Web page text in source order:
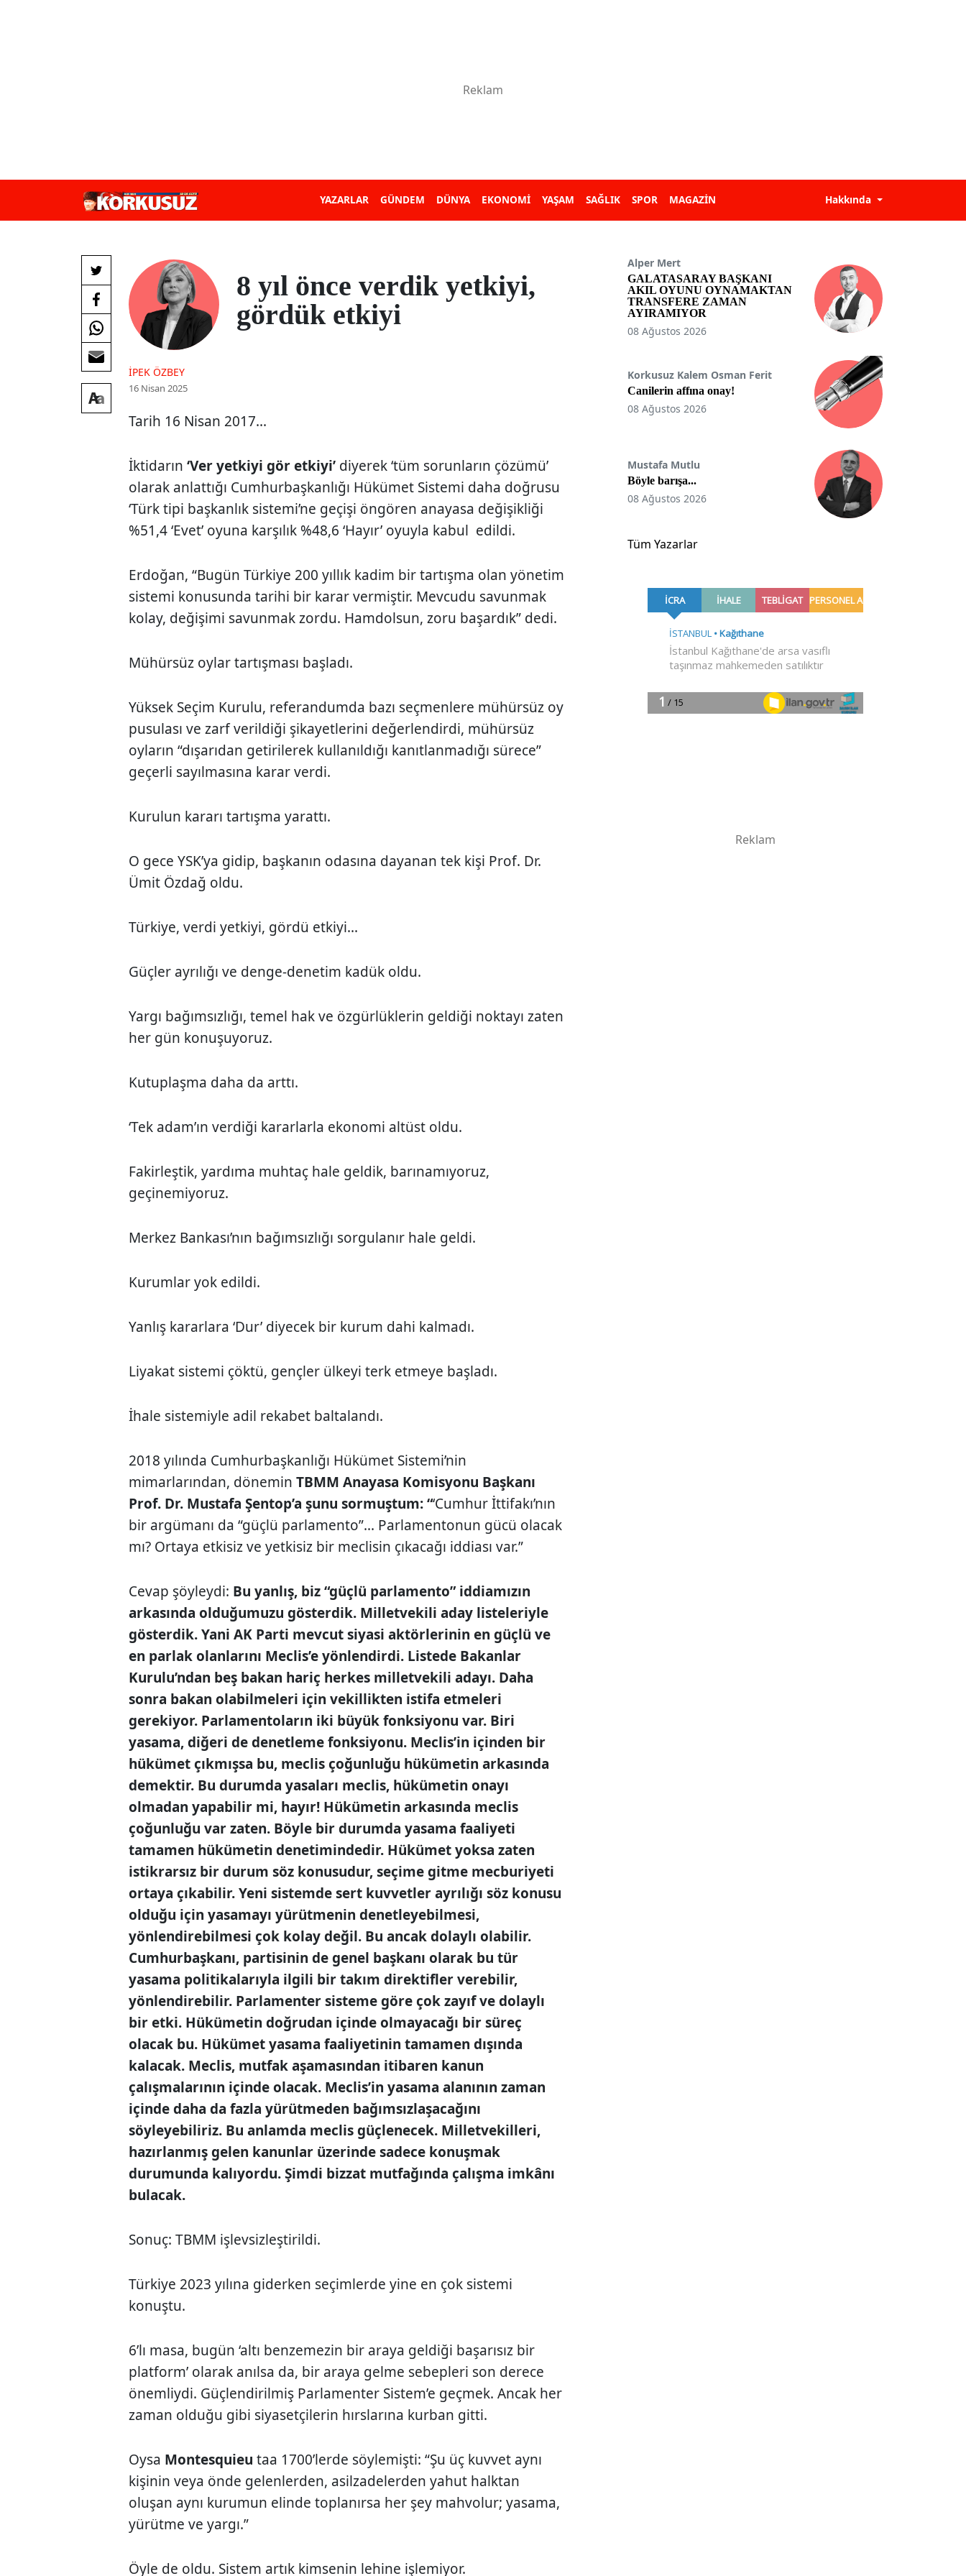
YAZARLAR GÜNDEM DÜNYA EKONOMİ YAŞAM SAĞLIK SPOR MAGAZİN Hakkında
8 yıl önce verdik yetkiyi,
gördük etkiyi
İPEK ÖZBEY
16 Nisan 2025
Tarih 16 Nisan 2017...
İktidarın‘Ver yetkiyi gör etkiyi’ diyerek ‘tüm sorunların çözümü’
olarak anlattığı Cumhurbaşkanlığı Hükümet Sistemi daha doğrusu
‘Türk tipi başkanlık sistemi’ne geçişi öngören anayasa değişikliği
%51,4 ‘Evet’ oyuna karşılık %48,6 ‘Hayır’ oyuyla kabul edildi.
Erdoğan, “Bugün Türkiye 200 yıllık kadim bir tartışma olan yönetim
sistemi konusunda tarihi bir karar vermiştir. Mevcudu savunmak
kolay, değişimi savunmak zordu. Hamdolsun, zoru başardık” dedi.
Mühürsüz oylar tartışması başladı.
Yüksek Seçim Kurulu, referandumda bazı seçmenlere mühürsüz oy
pusulası ve zarf verildiği şikayetlerini değerlendirdi, mühürsüz
oyların “dışarıdan getirilerek kullanıldığı kanıtlanmadığı sürece”
geçerli sayılmasına karar verdi.
Kurulun kararı tartışma yarattı.
O gece YSK’ya gidip, başkanın odasına dayanan tek kişi Prof. Dr.
Ümit Özdağ oldu.
Türkiye, verdi yetkiyi, gördü etkiyi...
Güçler ayrılığı ve denge-denetim kadük oldu.
Yargı bağımsızlığı, temel hak ve özgürlüklerin geldiği noktayı zaten
her gün konuşuyoruz.
Kutuplaşma daha da arttı.
‘Tek adam’ın verdiği kararlarla ekonomi altüst oldu.
Fakirleştik, yardıma muhtaç hale geldik, barınamıyoruz,
geçinemiyoruz.
Merkez Bankası’nın bağımsızlığı sorgulanır hale geldi.
Kurumlar yok edildi.
Yanlış kararlara ‘Dur’ diyecek bir kurum dahi kalmadı.
Liyakat sistemi çöktü, gençler ülkeyi terk etmeye başladı.
İhale sistemiyle adil rekabet baltalandı.
2018 yılında Cumhurbaşkanlığı Hükümet Sistemi’nin
mimarlarından, döneminTBMM Anayasa Komisyonu Başkanı
Prof. Dr. Mustafa Şentop’a şunu sormuştum: “‘Cumhur İttifakı’nın
bir argümanı da “güçlü parlamento”... Parlamentonun gücü olacak
mı? Ortaya etkisiz ve yetkisiz bir meclisin çıkacağı iddiası var.”
Cevap şöyleydi: Bu yanlış, biz “güçlü parlamento” iddiamızın
arkasında olduğumuzu gösterdik. Milletvekili aday listeleriyle
gösterdik. Yani AK Parti mevcut siyasi aktörlerinin en güçlü ve
en parlak olanlarını Meclis’e yönlendirdi. Listede Bakanlar
Kurulu’ndan beş bakan hariç herkes milletvekili adayı. Daha
sonra bakan olabilmeleri için vekillikten istifa etmeleri
gerekiyor. Parlamentoların iki büyük fonksiyonu var. Biri
yasama, diğeri de denetleme fonksiyonu. Meclis’in içinden bir
hükümet çıkmışsa bu, meclis çoğunluğu hükümetin arkasında
demektir. Bu durumda yasaları meclis, hükümetin onayı
olmadan yapabilir mi, hayır! Hükümetin arkasında meclis
çoğunluğu var zaten. Böyle bir durumda yasama faaliyeti
tamamen hükümetin denetimindedir. Hükümet yoksa zaten
istikrarsız bir durum söz konusudur, seçime gitme mecburiyeti
ortaya çıkabilir. Yeni sistemde sert kuvvetler ayrılığı söz konusu
olduğu için yasamayı yürütmenin denetleyebilmesi,
yönlendirebilmesi çok kolay değil. Bu ancak dolaylı olabilir.
Cumhurbaşkanı, partisinin de genel başkanı olarak bu tür
yasama politikalarıyla ilgili bir takım direktifler verebilir,
yönlendirebilir. Parlamenter sisteme göre çok zayıf ve dolaylı
bir etki. Hükümetin doğrudan içinde olmayacağı bir süreç
olacak bu. Hükümet yasama faaliyetinin tamamen dışında
kalacak. Meclis, mutfak aşamasından itibaren kanun
çalışmalarının içinde olacak. Meclis’in yasama alanının zaman
içinde daha da fazla yürütmeden bağımsızlaşacağını
söyleyebiliriz. Bu anlamda meclis güçlenecek. Milletvekilleri,
hazırlanmış gelen kanunlar üzerinde sadece konuşmak
durumunda kalıyordu. Şimdi bizzat mutfağında çalışma imkânı
bulacak.
Sonuç: TBMM işlevsizleştirildi.
Türkiye 2023 yılına giderken seçimlerde yine en çok sistemi
konuştu.
6’lı masa, bugün ‘altı benzemezin bir araya geldiği başarısız bir
platform’ olarak anılsa da, bir araya gelme sebepleri son derece
önemliydi. Güçlendirilmiş Parlamenter Sistem’e geçmek. Ancak her
zaman olduğu gibi siyasetçilerin hırslarına kurban gitti.
Oysa Montesquieutaa 1700’lerde söylemişti: “Şu üç kuvvet aynı
kişinin veya önde gelenlerden, asilzadelerden yahut halktan
oluşan aynı kurumun elinde toplanırsa her şey mahvolur; yasama,
yürütme ve yargı.”
Öyle de oldu. Sistem artık kimsenin lehine işlemiyor.
Alper Mert
GALATASARAY BAŞKANI
AKIL OYUNU OYNAMAKTAN
TRANSFERE ZAMAN
AYIRAMIYOR
08 Ağustos 2026
Korkusuz Kalem Osman Ferit
Canilerin affına onay!
08 Ağustos 2026
Mustafa Mutlu
Böyle barışa...
08 Ağustos 2026
Tüm Yazarlar